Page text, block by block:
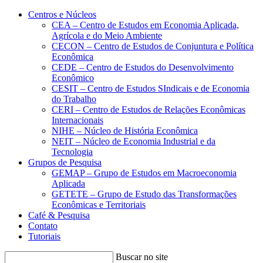
Conteúdo principal Menu principal
Centros e Núcleos
CEA – Centro de Estudos em Economia Aplicada,
Agrícola e do Meio Ambiente
CECON – Centro de Estudos de Conjuntura e Política
Econômica
CEDE – Centro de Estudos do Desenvolvimento
Econômico
CESIT – Centro de Estudos SIndicais e de Economia
do Trabalho
CERI – Centro de Estudos de Relações Econômicas
Internacionais
NIHE – Núcleo de História Econômica
NEIT – Núcleo de Economia Industrial e da
Tecnologia
Grupos de Pesquisa
GEMAP – Grupo de Estudos em Macroeconomia
Aplicada
GETETE – Grupo de Estudo das Transformações
Econômicas e Territoriais
Café & Pesquisa
Contato
Tutoriais
Buscar no site